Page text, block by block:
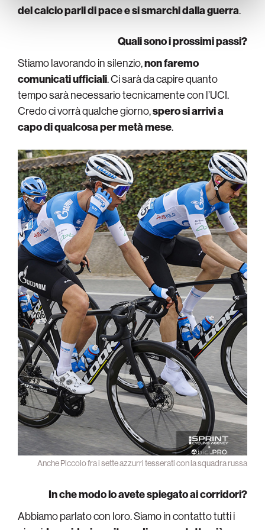
del calcio parli di pace e si smarchi dalla guerra.
Quali sono i prossimi passi?
Stiamo lavorando in silenzio,non faremo
comunicati ufficiali. Ci sarà da capire quanto
tempo sarà necessario tecnicamente con l’UCI.
Credo ci vorrà qualche giorno,spero si arrivi a
capo di qualcosa per metà mese.
Anche Piccolo fra i sette azzurri tesserati con la squadra russa
In che modo lo avete spiegato ai corridori?
Abbiamo parlato con loro. Siamo in contatto tutti i